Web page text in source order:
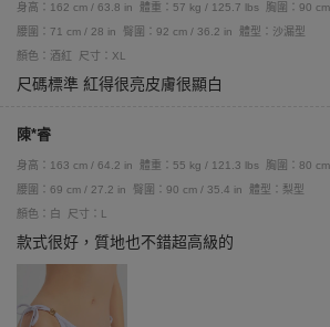
身高：162 cm / 63.8 in 體重：57 kg / 125.7 lbs
胸圍：90
腰圍：71 cm / 28 in
臀圍：92 cm / 36.2 in
體型：沙漏型
顏色：酒紅
尺寸：XL
尺碼標準 紅得很亮皮膚很顯白
陳*睿
身高：163 cm / 64.2 in 體重：55 kg / 121.3 lbs
胸圍：80
腰圍：69 cm / 27.2 in
臀圍：90 cm / 35.4 in
體型：梨型
顏色：白
尺寸：L
款式很好，質地也不錯超高級的